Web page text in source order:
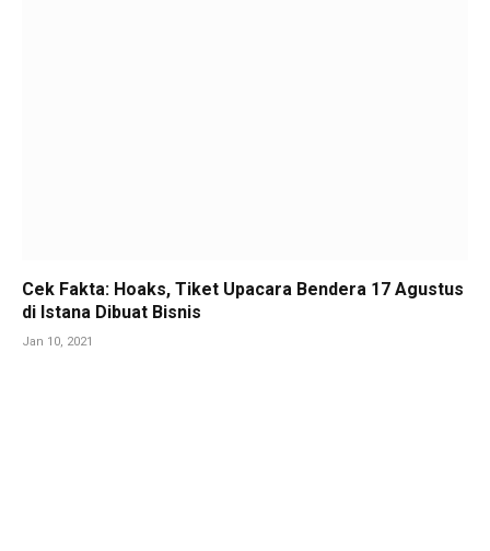
Cek Fakta: Hoaks, Tiket Upacara Bendera 17 Agustus
di Istana Dibuat Bisnis
Jan 10, 2021